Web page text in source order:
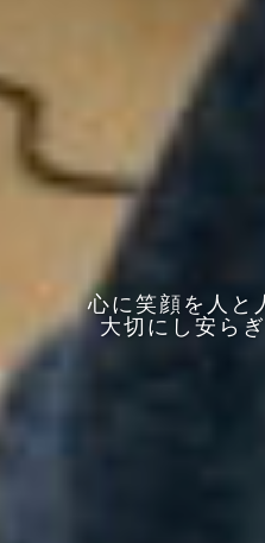
心に笑顔を人と
大切にし安ら